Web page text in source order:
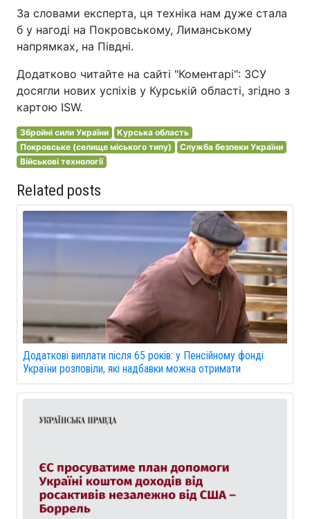
За словами експерта, ця техніка нам дуже стала
б у нагоді на Покровському, Лиманському
напрямках, на Півдні.
Додатково читайте на сайті "Коментарі": ЗСУ
досягли нових успіхів у Курській області, згідно з
картою ISW.
Збройні сили України
Курська область
Покровське (селище міського типу)
Служба безпеки України
Військові технології
Related posts
Додаткові виплати після 65 років: у Пенсійному фонді
України розповіли, які надбавки можна отримати